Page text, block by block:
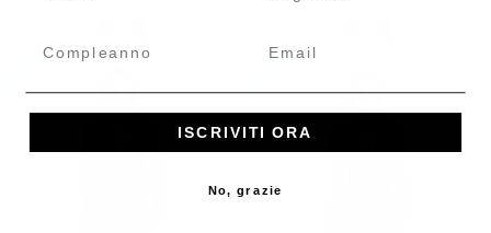
30%
ISCRIVITI ORA
No, grazie